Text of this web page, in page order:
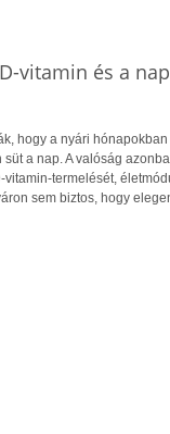
vitamin és a
hogy a nyári
a nap. A valóság
vitamin-termelését,
sem biztos, hogy